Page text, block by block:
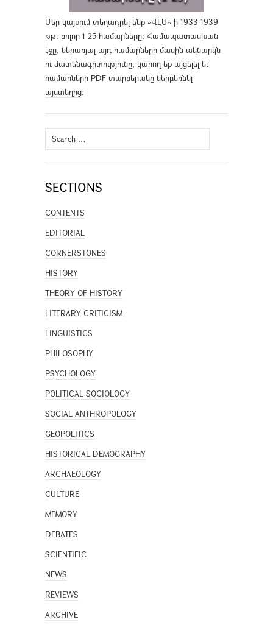
Մեր կայքում տեղադրել ենք «ՎԷՄ»-ի 1933-1939
թթ. բոլոր 1-25 համարները։ Համապատասխան
էջը, ներառյալ այդ համարների մասին ակնարկն
ու մատենագիտությունը, կարող եք այցելել եւ
համարների PDF տարբերակը ներբեռնել
այստեղից։
Search
for:
SECTIONS
CONTENTS
EDITORIAL
CORNERSTONES
HISTORY
THEORY OF HISTORY
LITERARY CRITICISM
LINGUISTICS
PHILOSOPHY
PSYCHOLOGY
POLITICAL SOCIOLOGY
SOCIAL ANTHROPOLOGY
GEOPOLITICS
HISTORICAL DEMOGRAPHY
ARCHAEOLOGY
CULTURE
MEMORY
DEBATES
SCIENTIFIC
NEWS
REVIEWS
ARCHIVE